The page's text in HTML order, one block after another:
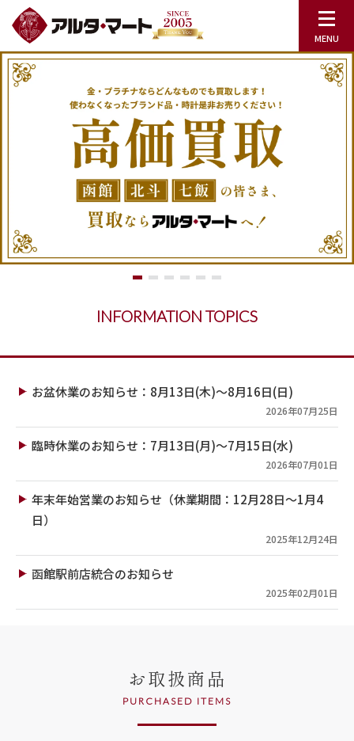
INFORMATION TOPICS
お盆休業のお知らせ：8月13日(木)～8月16日(日)
2026年07月25日
臨時休業のお知らせ：7月13日(月)～7月15日(水)
2026年07月01日
年末年始営業のお知らせ（休業期間：12月28日～1月4
日）
2025年12月24日
函館駅前店統合のお知らせ
2025年02月01日
お取扱商品
PURCHASED ITEMS